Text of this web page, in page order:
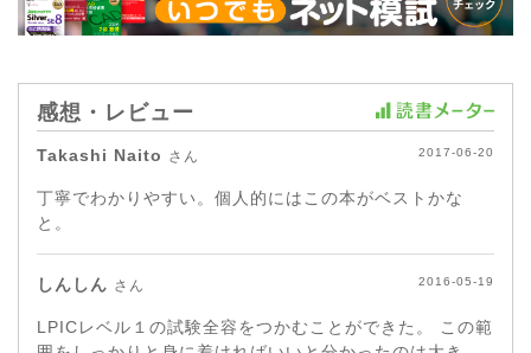
感想・レビュー
Takashi Naito さん 2017-06-20
丁寧でわかりやすい。個人的にはこの本がベストかな
と。
しんしん さん 2016-05-19
LPICレベル１の試験全容をつかむことができた。 この範